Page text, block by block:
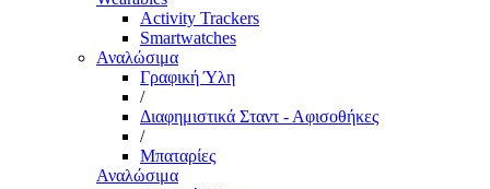
Activity Trackers
Smartwatches
Αναλώσιμα
Γραφική Ύλη
/
Διαφημιστικά Σταντ - Αφισοθήκες
/
Μπαταρίες
Αναλώσιμα